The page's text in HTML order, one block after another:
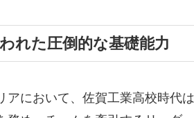
れた圧倒的な基礎能力
アにおいて、佐賀工業高校時代